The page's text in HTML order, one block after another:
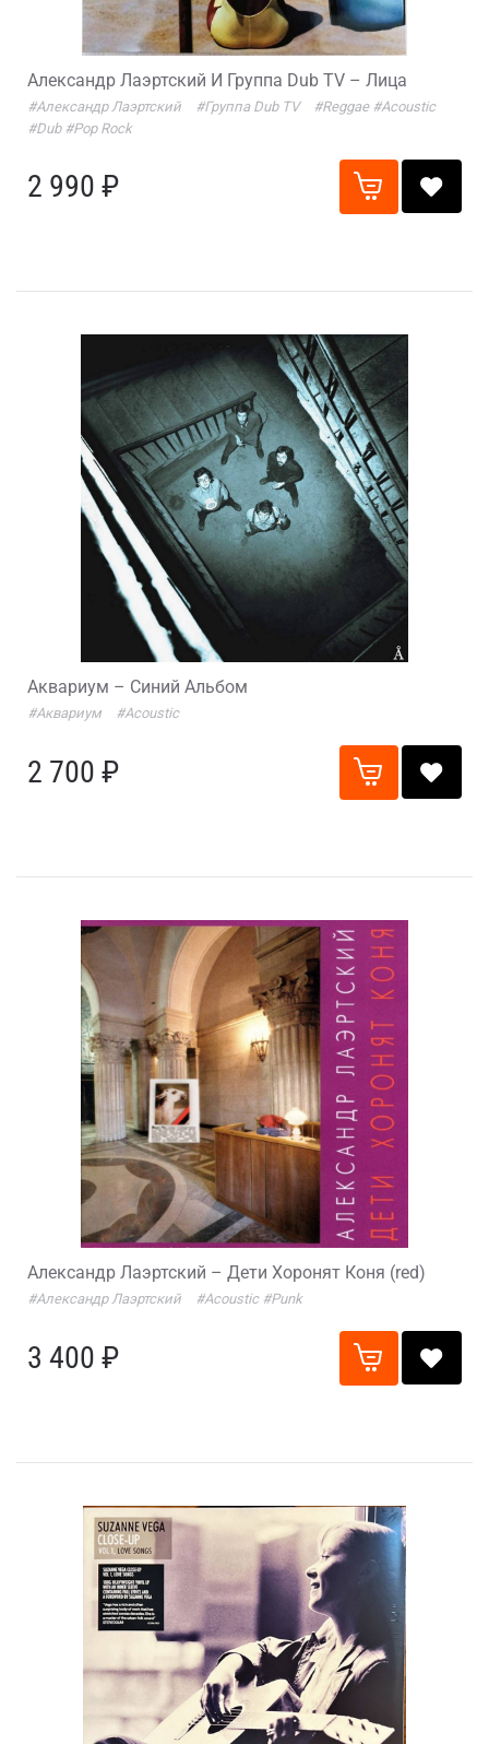
Александр Лаэртский И Группа Dub TV – Лица
#Александр Лаэртский #Группа Dub TV #Reggae #Acoustic
#Dub #Pop Rock
2 990 ₽
Аквариум – Синий Альбом
#Аквариум #Acoustic
2 700 ₽
Александр Лаэртский – Дети Хоронят Коня (red)
#Александр Лаэртский #Acoustic #Punk
3 400 ₽